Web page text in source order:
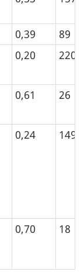
0,39
89
0,20 220
0,61 26
0,24 149
0,70 18